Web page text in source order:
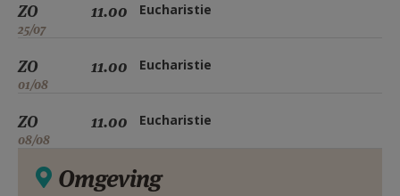
ZO
25/07
11.00 Eucharistie
ZO
01/08
11.00 Eucharistie
ZO
08/08
11.00 Eucharistie
Omgeving